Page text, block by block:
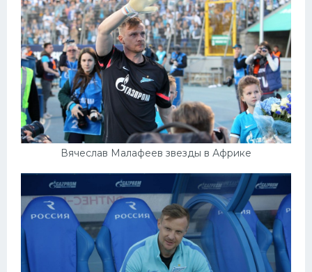
Вячеслав Малафеев звезды в Африке